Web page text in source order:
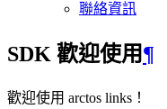
聯絡資訊
SDK 歡迎使用¶
歡迎使用 arctos links！